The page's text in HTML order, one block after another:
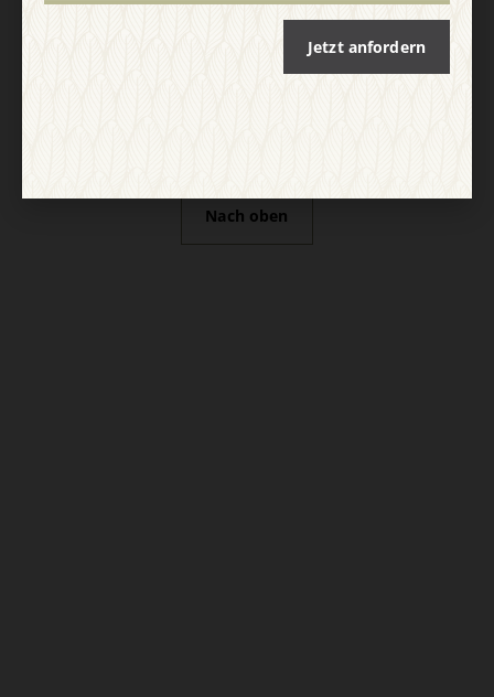
Nach oben
Jetzt anfordern